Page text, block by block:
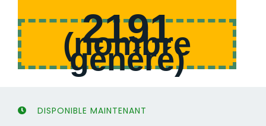
2191
(nombre
généré)
DISPONIBLE MAINTENANT